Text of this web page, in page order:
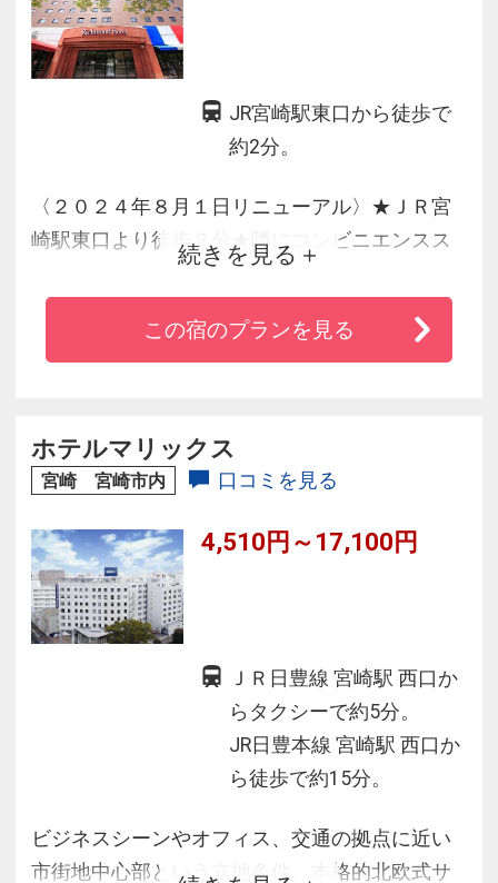
JR宮崎駅東口から徒歩で
約2分。
〈２０２４年８月１日リニューアル〉★ＪＲ宮
崎駅東口より徒歩２分★隣にコンビニエンスス
トア有り★Wi-Fi全室無料
続きを見る
この宿のプランを見る
ホテルマリックス
宮崎 宮崎市内 口コミを見る
4,510円～17,100円
ＪＲ日豊線 宮崎駅 西口か
らタクシーで約5分。
JR日豊本線 宮崎駅 西口か
ら徒歩で約15分。
ビジネスシーンやオフィス、交通の拠点に近い
市街地中心部という立地条件。本格的北欧式サ